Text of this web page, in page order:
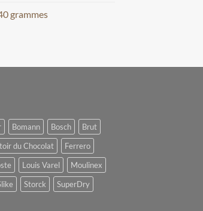
grammes
Bomann Bosch
Brut
du Chocolat
Ferrero
Louis Varel
Moulinex
Storck
SuperDry